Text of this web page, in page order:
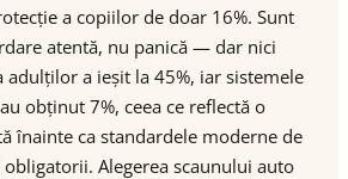
a copiilor de doar 16%. Sunt
atentă, nu panică — dar nici
adulților a ieșit la 45%, iar sistemele
obținut 7%, ceea ce reflectă o
înainte ca standardele moderne de
Alegerea scaunului auto